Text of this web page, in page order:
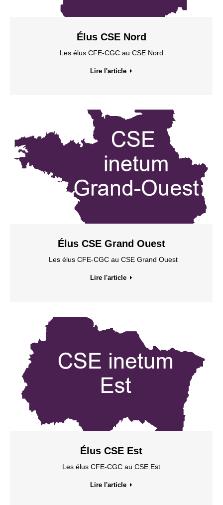
Élus CSE Nord
Les élus CFE-CGC au CSE Nord
Lire l'article
Élus CSE Grand Ouest
Les élus CFE-CGC au CSE Grand Ouest
Lire l'article
Élus CSE Est
Les élus CFE-CGC au CSE Est
Lire l'article